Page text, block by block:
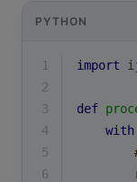
PYTHON
1 import
2
3
def
4
with
5
6